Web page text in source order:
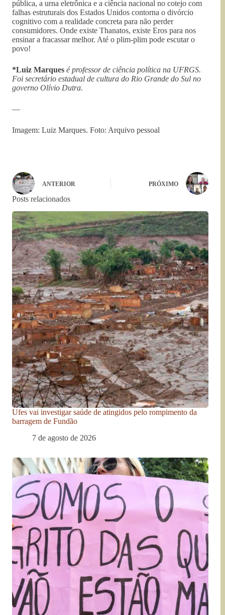
pública, a urna eletrônica e a ciência nacional no cotejo com
falhas estruturais dos Estados Unidos contorna o divórcio
cognitivo com a realidade concreta para não perder
consumidores. Onde existe Thanatos, existe Eros para nos
ensinar a fracassar melhor. Até o plim-plim pode escutar o
povo!
*Luiz Marques é professor de ciência política na UFRGS.
Foi secretário estadual de cultura do Rio Grande do Sul no
governo Olívio Dutra.
—
Imagem: Luiz Marques. Foto: Arquivo pessoal
ANTERIOR PRÓXIMO
Posts relacionados
Ufes vai investigar saúde de atingidos pelo rompimento da
barragem de Fundão
7 de agosto de 2026